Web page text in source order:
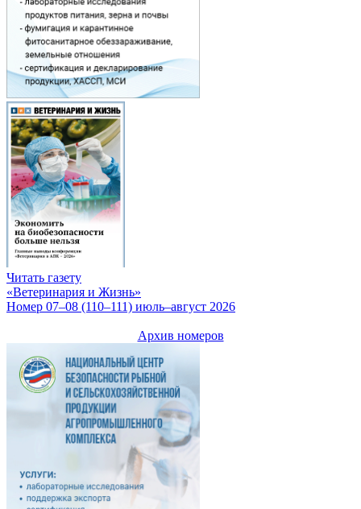
Читать газету
«Ветеринария и Жизнь»
Номер 07–08 (110–111) июль–август 2026
Архив номеров